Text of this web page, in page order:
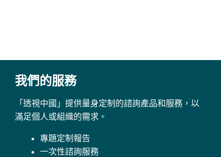
我們的服務
「透視中國」提供量身定制的諮詢產品和服務，以
滿足個人或組織的需求。
專題定制報告
一次性諮詢服務